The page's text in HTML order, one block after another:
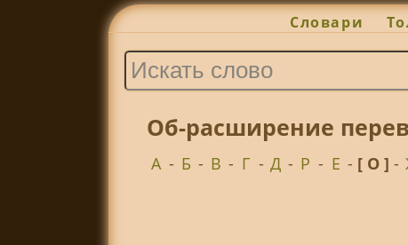
Словари
Об-расширение
А - Б - В - Г - Д - Р - Е - [ О ]-